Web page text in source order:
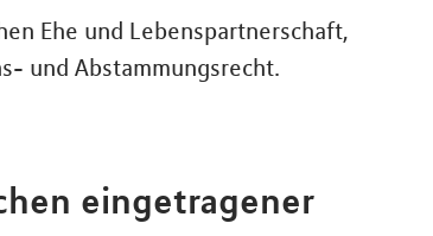
Ehe und Lebenspartnerschaft,
und Abstammungsrecht.
eingetragener